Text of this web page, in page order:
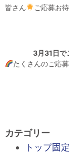
皆さん ご応募お
3月31日でご
たくさんのご応
カテゴリー
トップ固定